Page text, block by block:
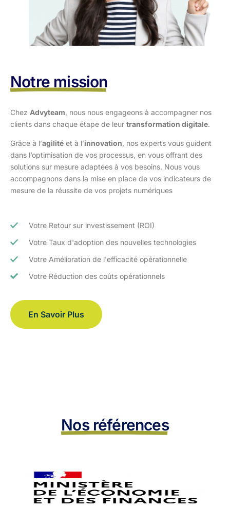
Notre mission
Chez Advyteam , nous nous engageons à accompagner nos
clients dans chaque étape de leur transformation digitale.
Grâce à l’agilité et à l’innovation , nos experts vous guident
dans l’optimisation de vos processus, en vous offrant des
solutions sur mesure adaptées à vos besoins. Nous vous
accompagnons dans la mise en place de vos indicateurs de
mesure de la réussite de vos projets numériques
Votre Retour sur investissement (ROI)
Votre Taux d'adoption des nouvelles technologies
Votre Amélioration de l'efficacité opérationnelle
Votre Réduction des coûts opérationnels
En Savoir Plus
Nos références